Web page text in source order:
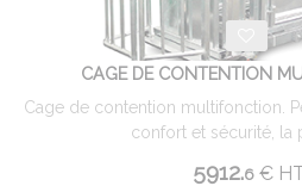
CAGE DE CONTENTION
Cage de contention multifonction.
confort et sécurité, la
5912.6 €